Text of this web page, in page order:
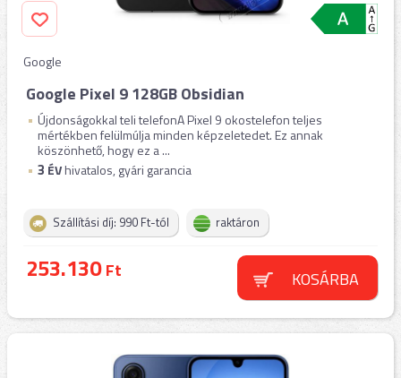
Google
Google Pixel 9 128GB Obsidian
Újdonságokkal teli telefonA Pixel 9 okostelefon teljes
mértékben felülmúlja minden képzeletedet. Ez annak
köszönhető, hogy ez a ...
3 ÉVhivatalos, gyári garancia
Szállítási díj: 990 Ft-tól raktáron
253.130Ft KOSÁRBA